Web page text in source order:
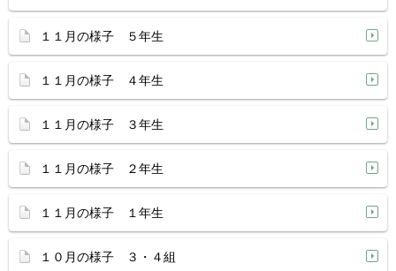
１１月の様子 ５年生
１１月の様子 ４年生
１１月の様子 ３年生
１１月の様子 ２年生
１１月の様子 １年生
１０月の様子 ３・４組